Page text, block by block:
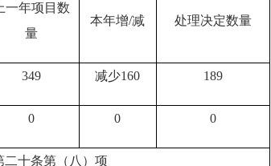
上一年项目数
量
本年增/减 处理决定数量
349 减少160 189
0 0 0
二十条第（八）项